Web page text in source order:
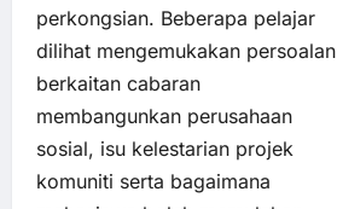
perkongsian. Beberapa pelajar
dilihat mengemukakan persoalan
berkaitan cabaran
membangunkan perusahaan
sosial, isu kelestarian projek
komuniti serta bagaimana